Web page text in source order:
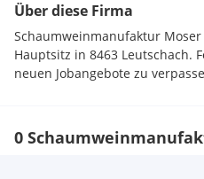
Über diese Firma
Schaumweinmanufaktur
Hauptsitz in 8463 Leutschach.
neuen Jobangebote zu
0